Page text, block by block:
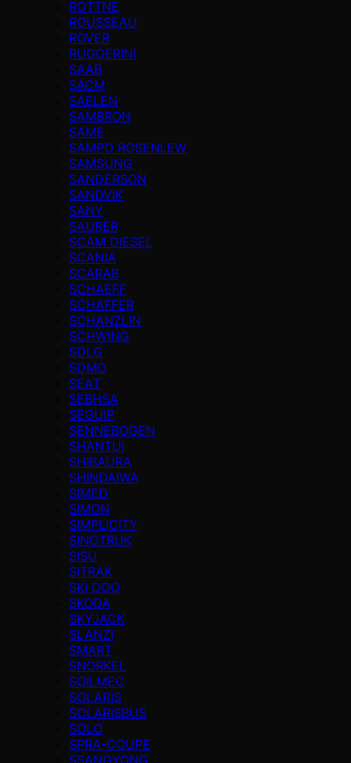
ROTTNE
ROUSSEAU
ROVER
RUGGERINI
SAAB
SACM
SAELEN
SAMBRON
SAME
SAMPO ROSENLEW
SAMSUNG
SANDERSON
SANDVIK
SANY
SAURER
SCAM DIESEL
SCANIA
SCARAB
SCHAEFF
SCHAFFER
SCHANZLIN
SCHWING
SDLG
SDMO
SEAT
SEBHSA
SEGUIP
SENNEBOGEN
SHANTUI
SHIBAURA
SHINDAIWA
SIMED
SIMON
SIMPLICITY
SINOTRUK
SISU
SITRAK
SKI DOO
SKODA
SKYJACK
SLANZI
SMART
SNORKEL
SOILMEC
SOLARIS
SOLARISBUS
SOLO
SPRA-COUPE
SSANGYONG